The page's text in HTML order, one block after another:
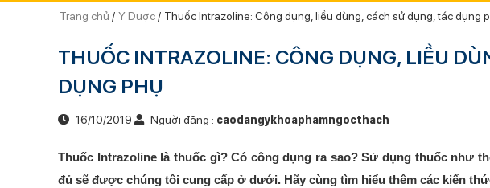
Trang chủ / Y Dược/ Thuốc Intrazoline: Công dụng, liều dùng, cách sử dụng, tác dụng
THUỐC INTRAZOLINE: CÔNG DỤNG, LIỀU
DỤNG PHỤ
16/10/2019 Người đăng : caodangykhoaphamngocthach
Thuốc Intrazoline là thuốc gì? Có công dụng ra sao? Sử dụng thuốc như
đủ sẽ được chúng tôi cung cấp ở dưới. Hãy cùng tìm hiểu thêm các kiến